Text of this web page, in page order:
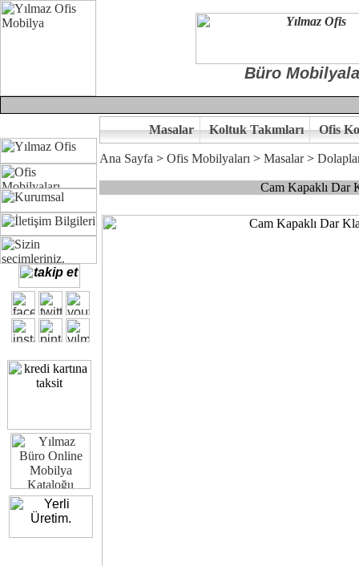
Büro
Ofisinizin dekorasyonunda ergonomi ve kaliteye önem
Çünkü sitemizde bulunan seçkin ahşap kapaklı, kapaksız dosya
Size yakışan kitaplık tasarımına gelin birlikte karar verelim.
Kalite ve ergonomiyi arıyanların tercihi...Yılmaz Büro Mobilya
Masalar Koltuk Takımları Ofis
Ana Sayfa > Ofis Mobilyaları > Masalar>
Cam Kapaklı Dar